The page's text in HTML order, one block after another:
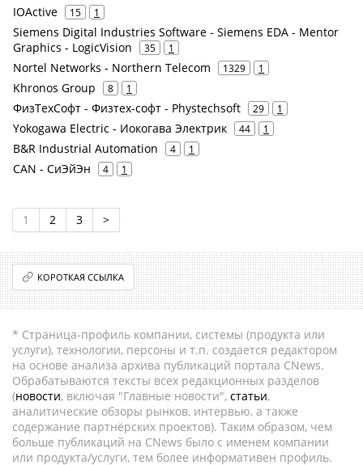
IOActive 15 1
Siemens Digital Industries Software - Siemens EDA - Mentor
Graphics - LogicVision
35 1
Nortel Networks - Northern Telecom 1329 1
Khronos Group 8 1
ФизТехСофт - Физтех-софт - Phystechsoft 29 1
Yokogawa Electric - Иокогава Электрик 44 1
B&R Industrial Automation 4 1
CAN - СиЭйЭн 4 1
1 2 3 >
КОРОТКАЯ ССЫЛКА
* Страница-профиль компании, системы (продукта или
услуги), технологии, персоны и т.п. создается редактором
на основе анализа архива публикаций портала CNews.
Обрабатываются тексты всех редакционных разделов
(новости, включая "Главные новости", статьи,
аналитические обзоры рынков, интервью, а также
содержание партнёрских проектов). Таким образом, чем
больше публикаций на CNews было с именем компании
или продукта/услуги, тем более информативен профиль.